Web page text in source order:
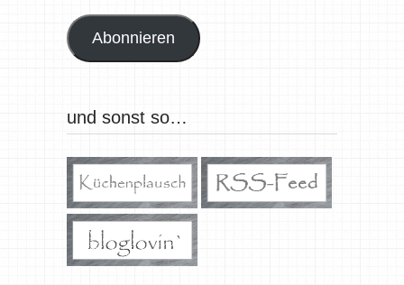
Abonnieren
und sonst so…